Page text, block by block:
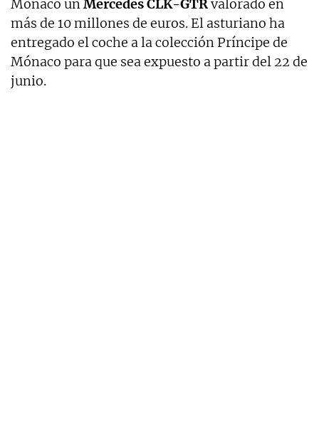
Mónaco unMercedes CLK-GTRvalorado en
más de 10 millones de euros. El asturiano ha
entregado el coche a la colección Príncipe de
Mónaco para que sea expuesto a partir del 22 de
junio.